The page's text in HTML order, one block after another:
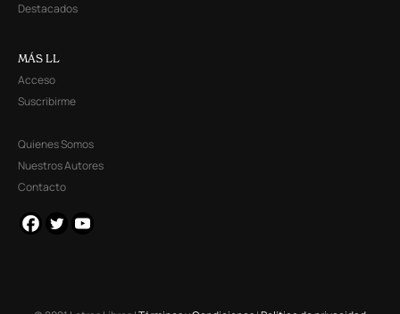
Destacados
MÁS LL
Acceso
Suscribirme
Quienes Somos
Nuestros Autores
Contacto